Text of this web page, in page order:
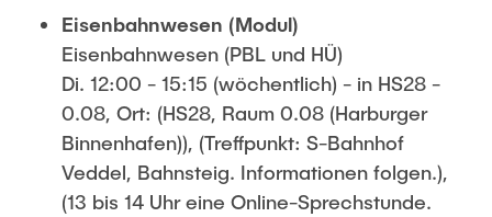
Eisenbahnwesen (Modul)
Eisenbahnwesen (PBL und HÜ)
Di. 12:00 - 15:15 (wöchentlich) - in HS28 -
0.08, Ort: (HS28, Raum 0.08 (Harburger
Binnenhafen)), (Treffpunkt: S-Bahnhof
Veddel, Bahnsteig. Informationen folgen.),
(13 bis 14 Uhr eine Online-Sprechstunde.